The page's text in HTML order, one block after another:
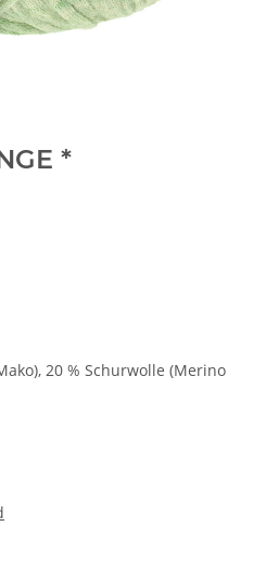
*
20 % Schurwolle (Merino